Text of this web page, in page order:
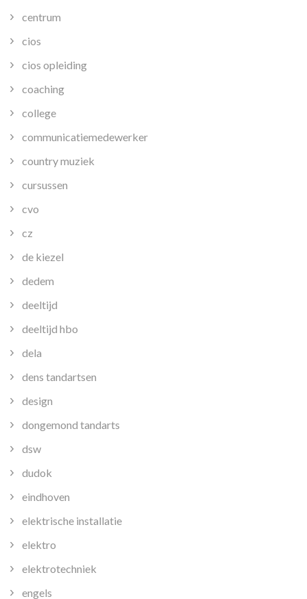
centrum
cios
cios opleiding
coaching
college
communicatiemedewerker
country muziek
cursussen
cvo
cz
de kiezel
dedem
deeltijd
deeltijd hbo
dela
dens tandartsen
design
dongemond tandarts
dsw
dudok
eindhoven
elektrische installatie
elektro
elektrotechniek
engels